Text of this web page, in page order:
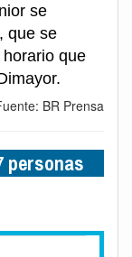
se
que se
que
BR Prensa
personas